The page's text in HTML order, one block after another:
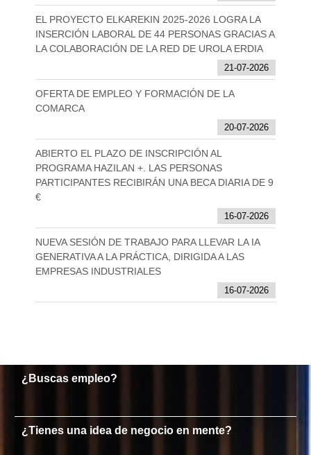
EL PROYECTO ELKAREKIN 2025-2026 LOGRA LA
INSERCIÓN LABORAL DE 44 PERSONAS GRACIAS A
LA COLABORACIÓN DE LA RED DE UROLA ERDIA
21-07-2026
OFERTA DE EMPLEO Y FORMACIÓN DE LA
COMARCA
20-07-2026
ABIERTO EL PLAZO DE INSCRIPCIÓN AL
PROGRAMA HAZILAN +. LAS PERSONAS
PARTICIPANTES RECIBIRÁN UNA BECA DIARIA DE 9
€
16-07-2026
NUEVA SESIÓN DE TRABAJO PARA LLEVAR LA IA
GENERATIVA A LA PRÁCTICA, DIRIGIDA A LAS
EMPRESAS INDUSTRIALES
16-07-2026
¿Buscas empleo?
¿Tienes una idea de negocio en mente?